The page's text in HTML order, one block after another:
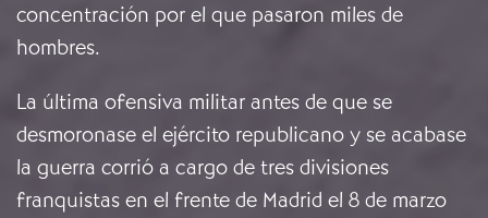
concentración por el que pasaron miles de
hombres.
La última ofensiva militar antes de que se
desmoronase el ejército republicano y se acabase
la guerra corrió a cargo de tres divisiones
franquistas en el frente de Madrid el 8 de marzo